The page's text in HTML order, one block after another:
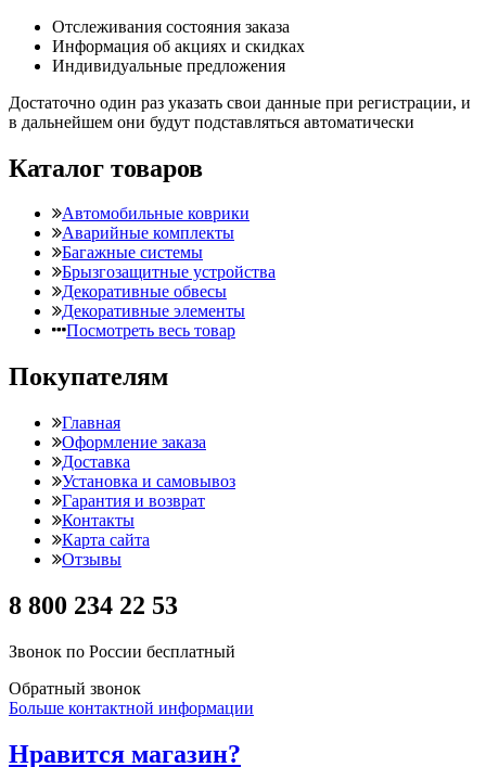
Отслеживания состояния заказа
Информация об акциях и скидках
Индивидуальные предложения
Достаточно один раз указать свои данные при регистрации, и
в дальнейшем они будут подставляться автоматически
Каталог товаров
Автомобильные коврики
Аварийные комплекты
Багажные системы
Брызгозащитные устройства
Декоративные обвесы
Декоративные элементы
Посмотреть весь товар
Покупателям
Главная
Оформление заказа
Доставка
Установка и самовывоз
Гарантия и возврат
Контакты
Карта сайта
Отзывы
8 800 234 22 53
Звонок по России бесплатный
Обратный звонок
Больше контактной информации
Нравится магазин?